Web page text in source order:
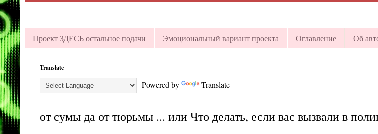
Проект ЗДЕСЬ остальное подачи Эмоциональный вариант проекта Оглавление Об
Translate
Powered by Translate
от сумы да от тюрьмы ... или Что делать, если вас вызвали в